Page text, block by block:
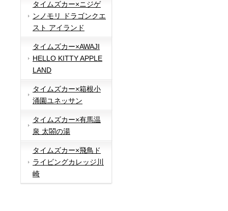
タイムズカー×ニジゲ
ンノモリ ドラゴンクエ
スト アイランド
タイムズカー×AWAJI
HELLO KITTY APPLE
LAND
タイムズカー×箱根小
涌園ユネッサン
タイムズカー×有馬温
泉 太閤の湯
タイムズカー×飛鳥ド
ライビングカレッジ川
崎